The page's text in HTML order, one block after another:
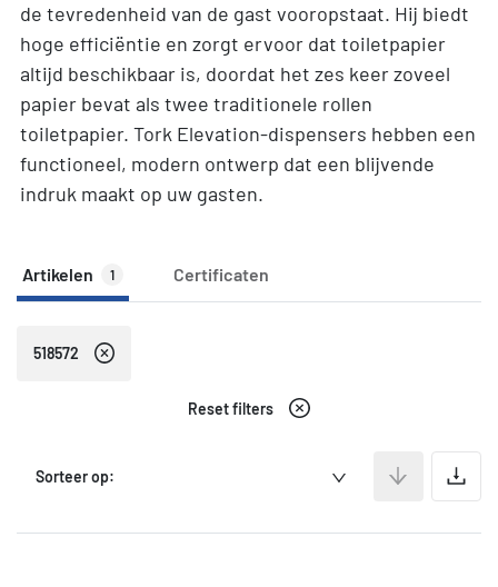
de tevredenheid van de gast vooropstaat. Hij biedt
hoge efficiëntie en zorgt ervoor dat toiletpapier
altijd beschikbaar is, doordat het zes keer zoveel
papier bevat als twee traditionele rollen
toiletpapier. Tork Elevation-dispensers hebben een
functioneel, modern ontwerp dat een blijvende
indruk maakt op uw gasten.
Artikelen 1 Certificaten
518572
Reset filters
Sorteer op: